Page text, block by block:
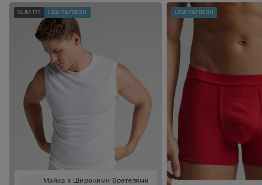
SLIM FIT LIGHT&FRESH
Майка з Широкими Бретелями
LIGHT&FRESH